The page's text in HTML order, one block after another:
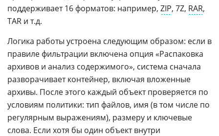
поддерживает 16 форматов: например, ZIP, 7Z, RAR,
TAR и т.д.
Логика работы устроена следующим образом: если в
правиле фильтрации включена опция «Распаковка
архивов и анализ содержимого», система сначала
разворачивает контейнер, включая вложенные
архивы. После этого каждый объект проверяется по
условиям политики: тип файлов, имя (в том числе по
регулярным выражениям), размеру и ключевые
слова. Если хотя бы один объект внутри